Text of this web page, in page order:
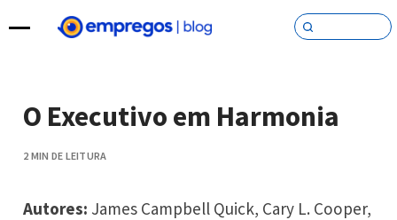
Pular para o conteúdo
O Executivo em Harmonia
2 MIN DE LEITURA
Autores: James Campbell Quick, Cary L. Cooper,